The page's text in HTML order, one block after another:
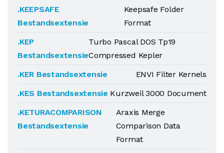
.KEEPSAFE
Bestandsextensie
Keepsafe Folder
Format
.KEP
Bestandsextensie
Turbo Pascal DOS Tp19
Compressed Kepler
.KER Bestandsextensie
ENVI Filter Kernels
.KES Bestandsextensie Kurzweil 3000 Document
.KETURACOMPARISON
Bestandsextensie
Araxis Merge
Comparison Data
Format